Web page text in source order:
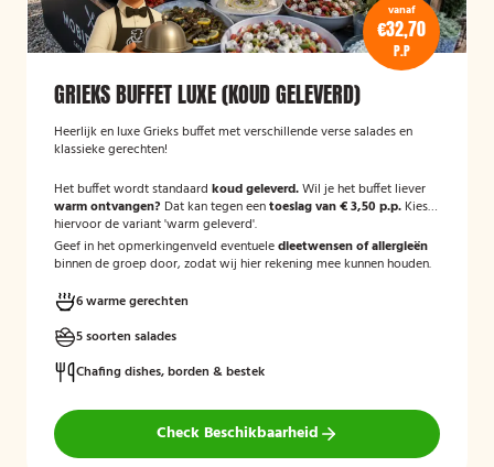
vanaf
€32,70
P.P
GRIEKS BUFFET LUXE (KOUD GELEVERD)
Heerlijk en luxe Grieks buffet met verschillende verse salades en
klassieke gerechten!
Het buffet wordt standaard koud geleverd.Wil je het buffet liever
warm ontvangen? Dat kan tegen eentoeslag van € 3,50 p.p. Kies
hiervoor de variant 'warm geleverd'.
Geef in het opmerkingenveld eventueledieetwensen of allergieën
binnen de groep door, zodat wij hier rekening mee kunnen houden.
6 warme gerechten
5 soorten salades
Chafing dishes, borden & bestek
Check Beschikbaarheid